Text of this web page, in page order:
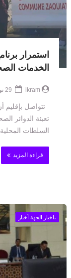
الخدمات
ikram
تعبئة الدوائر
السلطات
قراءة المزيد
،اخبار الجهة أخبار